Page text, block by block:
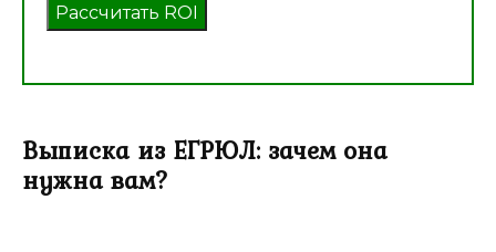
Рассчитать ROI
Выписка из ЕГРЮЛ: зачем она
нужна вам?